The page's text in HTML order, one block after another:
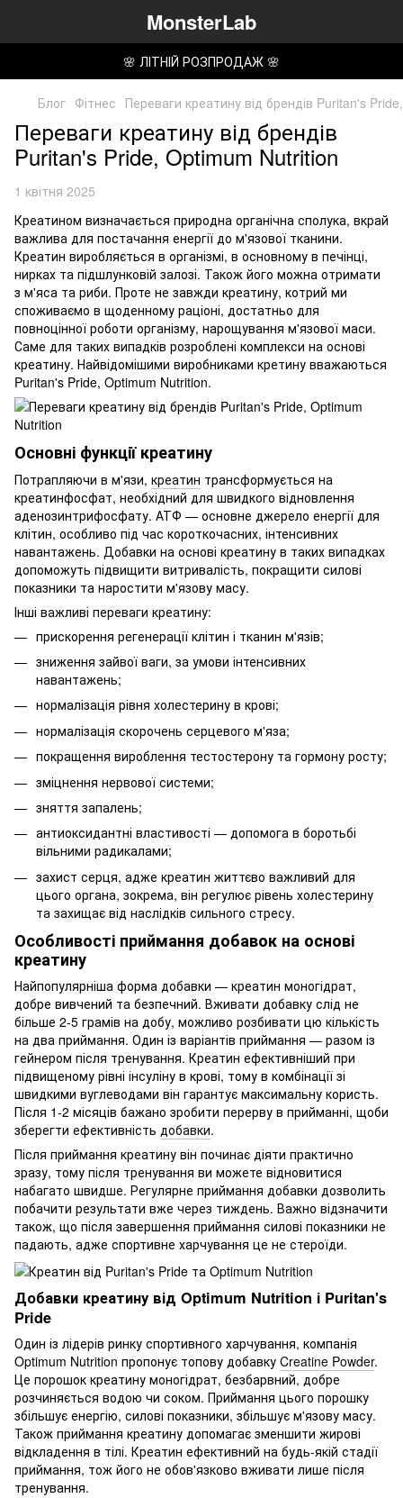
MonsterLab
🌸 ЛІТНІЙ РОЗПРОДАЖ 🌸
Блог Фітнес Переваги креатину від брендів Puritan's
Переваги креатину від брендів
Puritan's Pride, Optimum Nutrition
1 квітня 2025
Креатином визначається природна органічна сполука, вкрай
важлива для постачання енергії до м'язової тканини.
Креатин виробляється в організмі, в основному в печінці,
нирках та підшлунковій залозі. Також його можна отримати
з м'яса та риби. Проте не завжди креатину, котрий ми
споживаємо в щоденному раціоні, достатньо для
повноцінної роботи організму, нарощування м'язової маси.
Саме для таких випадків розроблені комплекси на основі
креатину. Найвідомішими виробниками кретину вважаються
Puritan's Pride, Optimum Nutrition.
Основні функції креатину
Потрапляючи в м'язи, креатин трансформується на
креатинфосфат, необхідний для швидкого відновлення
аденозинтрифосфату. АТФ — основне джерело енергії для
клітин, особливо під час короткочасних, інтенсивних
навантажень. Добавки на основі креатину в таких випадках
допоможуть підвищити витривалість, покращити силові
показники та наростити м'язову масу.
Інші важливі переваги креатину:
прискорення регенерації клітин і тканин м'язів;
зниження зайвої ваги, за умови інтенсивних
навантажень;
нормалізація рівня холестерину в крові;
нормалізація скорочень серцевого м'яза;
покращення вироблення тестостерону та гормону росту;
зміцнення нервової системи;
зняття запалень;
антиоксидантні властивості — допомога в боротьбі
вільними радикалами;
захист серця, адже креатин життєво важливий для
цього органа, зокрема, він регулює рівень холестерину
та захищає від наслідків сильного стресу.
Особливості приймання добавок на основі
креатину
Найпопулярніша форма добавки — креатин моногідрат,
добре вивчений та безпечний. Вживати добавку слід не
більше 2-5 грамів на добу, можливо розбивати цю кількість
на два приймання. Один із варіантів приймання — разом із
гейнером після тренування. Креатин ефективніший при
підвищеному рівні інсуліну в крові, тому в комбінації зі
швидкими вуглеводами він гарантує максимальну користь.
Після 1-2 місяців бажано зробити перерву в прийманні, щоби
зберегти ефективність добавки.
Після приймання креатину він починає діяти практично
зразу, тому після тренування ви можете відновитися
набагато швидше. Регулярне приймання добавки дозволить
побачити результати вже через тиждень. Важно відзначити
також, що після завершення приймання силові показники не
падають, адже спортивне харчування це не стероїди.
Добавки креатину від Optimum Nutrition і Puritan's
Pride
Один із лідерів ринку спортивного харчування, компанія
Optimum Nutrition пропонує топову добавку Creatine Powder.
Це порошок креатину моногідрат, безбарвний, добре
розчиняється водою чи соком. Приймання цього порошку
збільшує енергію, силові показники, збільшує м'язову масу.
Також приймання креатину допомагає зменшити жирові
відкладення в тілі. Креатин ефективний на будь-якій стадії
приймання, тож його не обов'язково вживати лише після
тренування.